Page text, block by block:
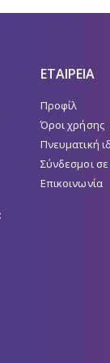
ΕΤΑΙΡΕΙΑ
Προφίλ
Όροι χρήσης
Πνευματική
Σύνδεσμοι
Επικοινωνία